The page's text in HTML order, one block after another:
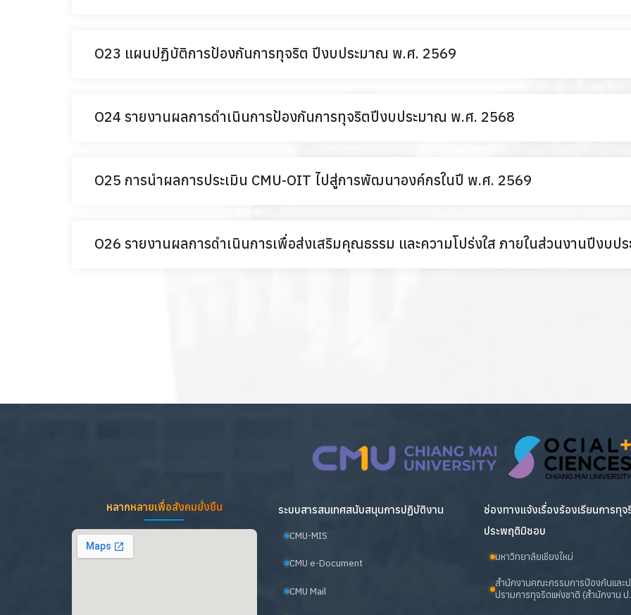
O23 แผนปฏิบัติการป้องกันการทุจริต ปีงบประมาณ พ.ศ. 2569
O24 รายงานผลการดำเนินการป้องกันการทุจริตปีงบประมาณ พ.ศ. 2568
O25 การนำผลการประเมิน CMU-OIT ไปสู่การพัฒนาองค์กรในปี พ.ศ. 2569
O26 รายงานผลการดำเนินการเพื่อส่งเสริมคุณธรรม และความโปร่งใส ภายในส่วนงานปีงบ
หลากหลายเพื่อสังคมยั่งยืน ระบบสารสนเทศสนับสนุนการปฏิบัติงาน
CMU-MIS
CMU e-Document
CMU Mail
ช่องทางแจ้งเรื่องร้องเรียนการทุจ
ประพฤติมิชอบ
มหาวิทยาลัยเชียงใหม่
สำนักงานคณะกรรมการป้องกันและ
ปรามการทุจริตแห่งชาติ (สำนักงาน ป